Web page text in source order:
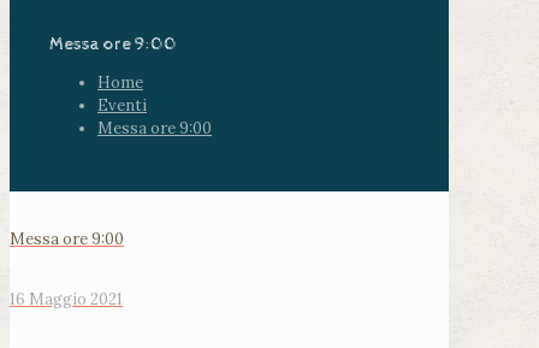
Messa ore 9:00
Home
Eventi
Messa ore 9:00
Messa ore 9:00
16 Maggio 2021